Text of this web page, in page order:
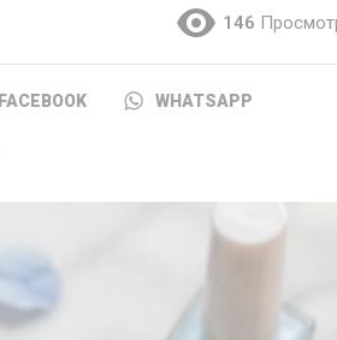
146
FACEBOOK WHATSAPP